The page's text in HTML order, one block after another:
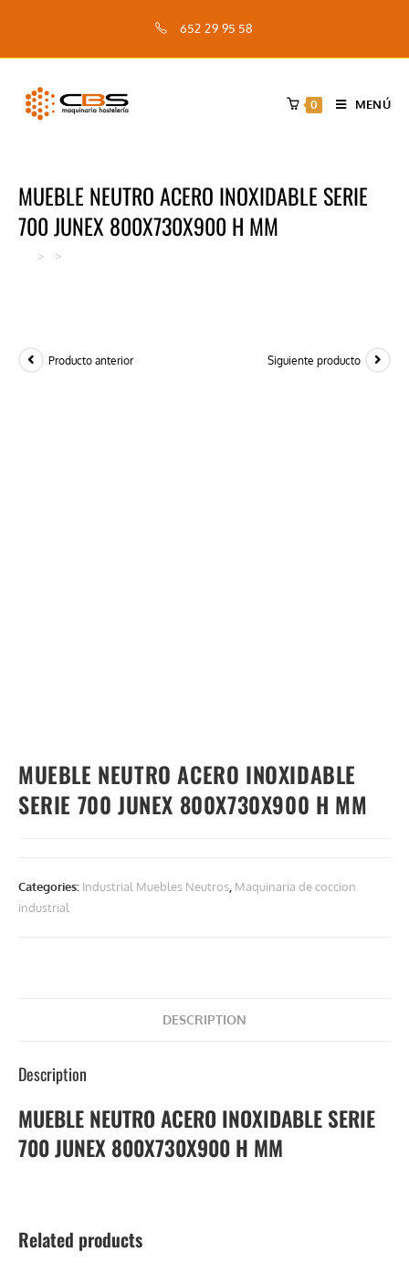
contenido
652 29 95 58
0 MENÚ
MUEBLE NEUTRO ACERO INOXIDABLE SERIE
700 JUNEX 800X730X900 H MM
> >
Producto anterior Siguiente producto
MUEBLE NEUTRO ACERO INOXIDABLE
SERIE 700 JUNEX 800X730X900 H MM
Categories: Industrial Muebles Neutros Maquinaria de coccion
industrial
DESCRIPTION
Description
MUEBLE NEUTRO ACERO INOXIDABLE SERIE
700 JUNEX 800X730X900 H MM
Related products